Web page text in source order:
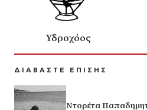
Υδροχόος
ΔΙΑΒΑΣΤΕ ΕΠΙΣΗΣ
Ντορέτα